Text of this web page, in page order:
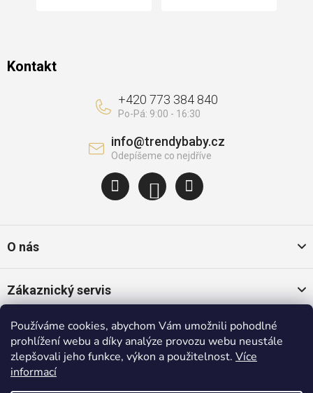
Používáme cookies, abychom Vám umožnili pohodlné
prohlížení webu a díky analýze provozu webu neustále
zlepšovali jeho funkce, výkon a použitelnost. Více
informací
Kontakt
info@trendybaby.cz
+420 773 384 840
O nás
Zákaznický servis
Oblíbené kategorie
Populární značky